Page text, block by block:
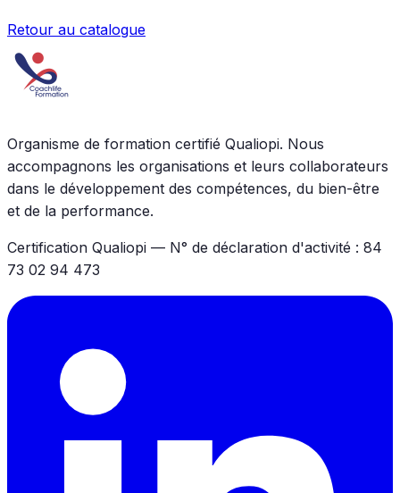
Retour au catalogue
Organisme de formation certifié Qualiopi. Nous
accompagnons les organisations et leurs collaborateurs
dans le développement des compétences, du bien-être
et de la performance.
Certification Qualiopi — N° de déclaration d'activité : 84
73 02 94 473